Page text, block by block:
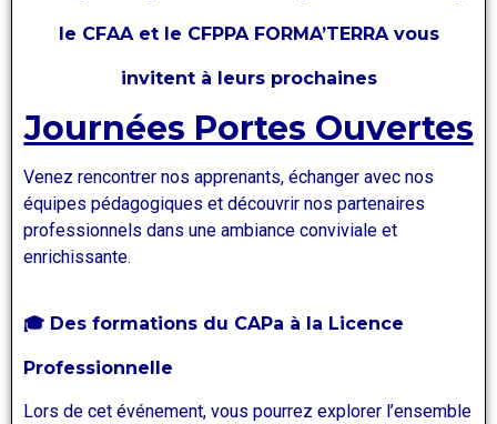
le CFAAet le CFPPA FORMA’TERRAvous
invitent à leurs prochaines
Journées Portes Ouvertes
Venez rencontrer nos apprenants, échanger avec nos
équipes pédagogiques et découvrir nos partenaires
professionnels dans une ambiance conviviale et
enrichissante.
🎓 Des formations du CAPa à la Licence
Professionnelle
Lors de cet événement, vous pourrez explorer l’ensemble